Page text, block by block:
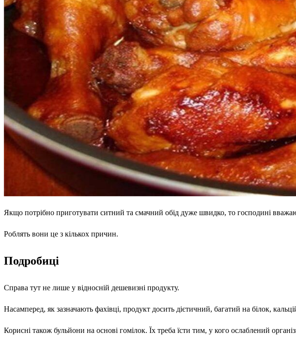
Якщо потрібно приготувати ситний та смачний обід дуже швидко, то господині
Роблять вони це з кількох причин.
Подробиці
Справа тут не лише у відносній дешевизні продукту.
Насамперед, як зазначають фахівці, продукт досить дієтичний, багатий на білок,
Корисні також бульйони на основі гомілок. Їх треба їсти тим, у кого ослаблений